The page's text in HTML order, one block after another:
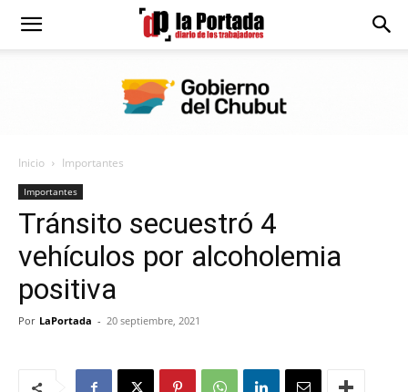
Diario
Portada
Inicio Importantes
Importantes
Tránsito secuestró 4
vehículos por alcoholemia
positiva
Por LaPortada - 20 septiembre, 2021